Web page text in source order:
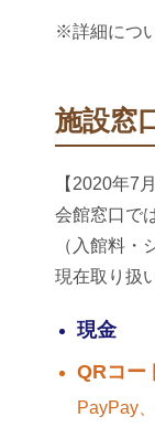
※詳細につ
施設窓
【2020年7
会館窓口で
（入館料・
現在取り扱
現金
QRコー
PayPay